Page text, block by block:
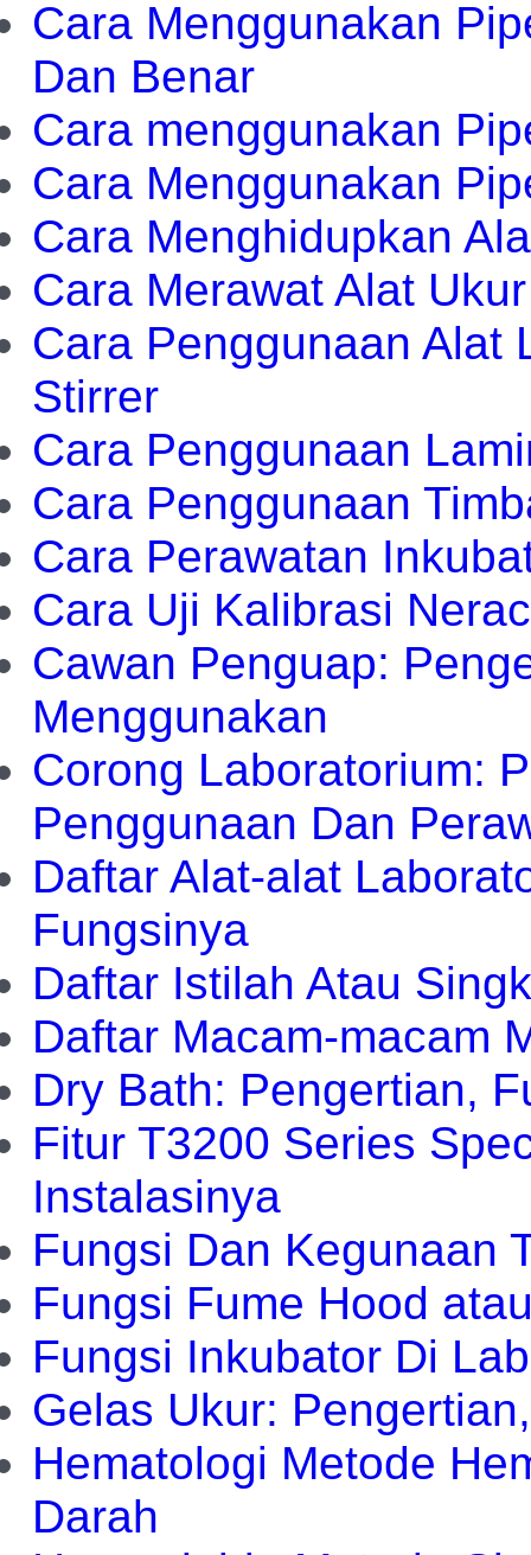
Cara Menggunakan
Dan Benar
Cara menggunakan
Cara Menggunakan
Cara Menghidupkan
Cara Merawat Alat
Cara Penggunaan Alat
Stirrer
Cara Penggunaan
Cara Penggunaan
Cara Perawatan
Cara Uji Kalibrasi
Cawan Penguap:
Menggunakan
Corong Laboratorium:
Penggunaan Dan
Daftar Alat-alat
Fungsinya
Daftar Istilah Atau
Daftar Macam-macam
Dry Bath: Pengertian,
Fitur T3200 Series
Instalasinya
Fungsi Dan Kegunaan
Fungsi Fume Hood
Fungsi Inkubator Di
Gelas Ukur:
Hematologi Metode
Darah